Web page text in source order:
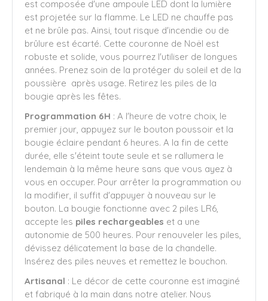
est composée d'une ampoule LED dont la lumière
est projetée sur la flamme. Le LED ne chauffe pas
et ne brûle pas. Ainsi, tout risque d'incendie ou de
brûlure est écarté. Cette couronne de Noël est
robuste et solide, vous pourrez l'utiliser de longues
années. Prenez soin de la protéger du soleil et de la
poussière après usage. Retirez les piles de la
bougie après les fêtes.
Programmation 6H : A l'heure de votre choix, le
premier jour, appuyez sur le bouton poussoir et la
bougie éclaire pendant 6 heures. A la fin de cette
durée, elle s'éteint toute seule et se rallumera le
lendemain à la même heure sans que vous ayez à
vous en occuper. Pour arrêter la programmation ou
la modifier, il suffit d'appuyer à nouveau sur le
bouton. La bougie fonctionne avec 2 piles LR6,
accepte les piles rechargeables et a une
autonomie de 500 heures. Pour renouveler les piles,
dévissez délicatement la base de la chandelle.
Insérez des piles neuves et remettez le bouchon.
Artisanal : Le décor de cette couronne est imaginé
et fabriqué à la main dans notre atelier. Nous